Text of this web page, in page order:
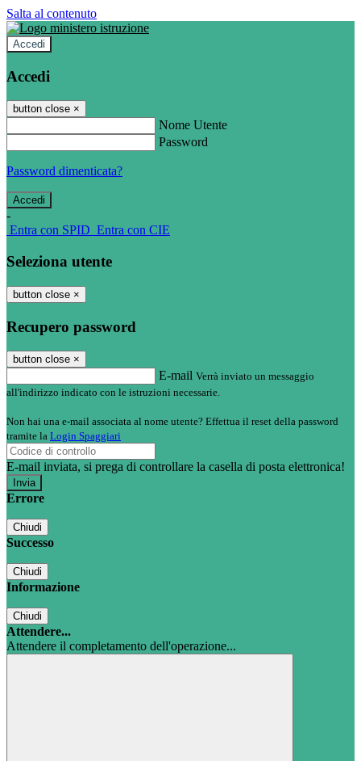
Salta al contenuto
Accedi
Accedi
button close ×
Nome Utente
Password
Password dimenticata?
-
Entra con SPID Entra con CIE
Seleziona utente
button close ×
Recupero password
button close ×
E-mail Verrà inviato un messaggio
all'indirizzo indicato con le istruzioni necessarie.
Non hai una e-mail associata al nome utente? Effettua il reset della password
tramite la Login Spaggiari
E-mail inviata, si prega di controllare la casella di posta elettronica!
Errore
Chiudi
Successo
Chiudi
Informazione
Chiudi
Attendere...
Attendere il completamento dell'operazione...